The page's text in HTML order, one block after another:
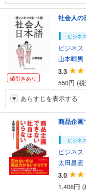
値引きあり
社会人の
ビジネ
ビジネス
山本晴男
3.3
550円 (
あらすじを表示する
商品企画
ビジネ
ビジネス
太田昌宏
3.0
1,408円 (